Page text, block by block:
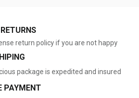
return policy if you are not happy
package is expedited and insured
PAYMENT